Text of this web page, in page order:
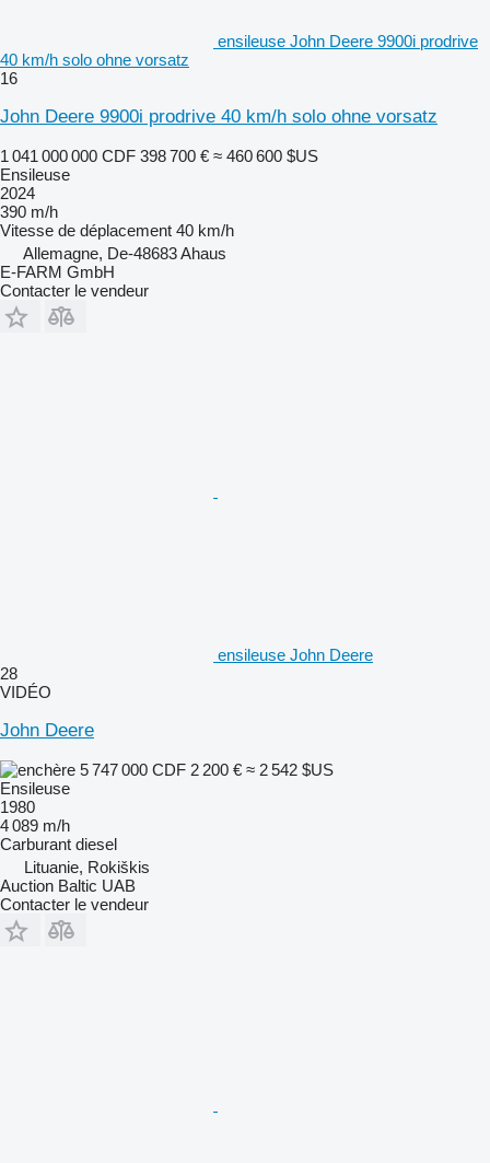
ensileuse John Deere 9900i prodrive
40 km/h solo ohne vorsatz
16
John Deere 9900i prodrive 40 km/h solo ohne vorsatz
1 041 000 000 CDF 398 700 € ≈ 460 600 $US
Ensileuse
2024
390 m/h
Vitesse de déplacement 40 km/h
Allemagne, De-48683 Ahaus
E-FARM GmbH
Contacter le vendeur
ensileuse John Deere
28
VIDÉO
John Deere
5 747 000 CDF 2 200 € ≈ 2 542 $US
Ensileuse
1980
4 089 m/h
Carburant diesel
Lituanie, Rokiškis
Auction Baltic UAB
Contacter le vendeur